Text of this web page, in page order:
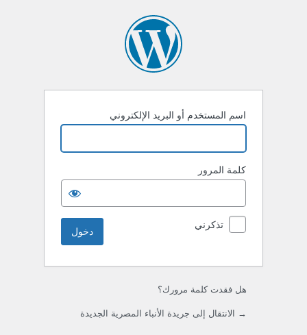
اسم المستخدم أو البريد الإلكتروني
كلمة المرور
تذكرني
هل فقدت كلمة مرورك؟
→ الانتقال إلى جريدة الأنباء المصرية الجديدة